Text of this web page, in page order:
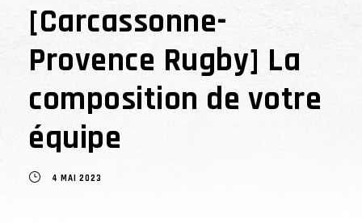
[Carcassonne-
Provence Rugby] La
composition de votre
équipe
4 MAI 2023